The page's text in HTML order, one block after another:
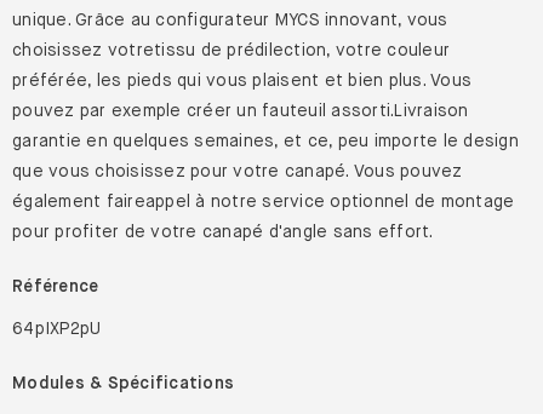
unique. Grâce au configurateur MYCS innovant, vous
choisissez votretissu de prédilection, votre couleur
préférée, les pieds qui vous plaisent et bien plus. Vous
pouvez par exemple créer un fauteuil assorti.Livraison
garantie en quelques semaines, et ce, peu importe le design
que vous choisissez pour votre canapé. Vous pouvez
également faireappel à notre service optionnel de montage
pour profiter de votre canapé d'angle sans effort.
Référence
64pIXP2pU
Modules & Spécifications